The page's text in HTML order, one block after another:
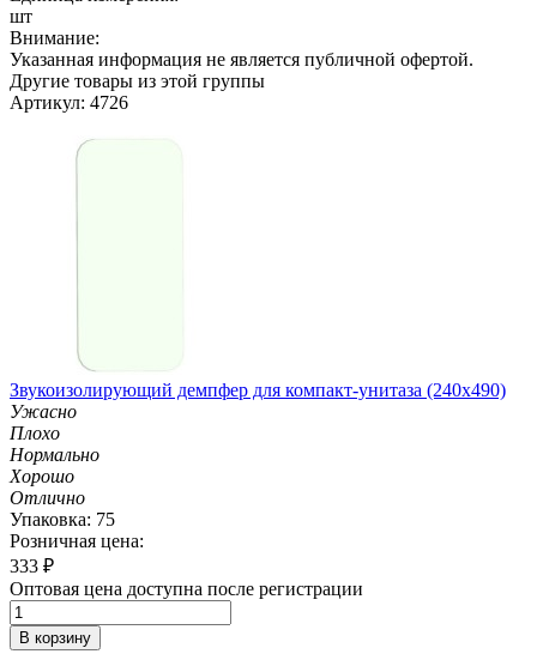
шт
Внимание:
Указанная информация не является публичной офертой.
Другие товары из этой группы
Артикул: 4726
Звукоизолирующий демпфер для компакт-унитаза (240х490)
Ужасно
Плохо
Нормально
Хорошо
Отлично
Упаковка: 75
Розничная цена:
333 ₽
Оптовая цена доступна после регистрации
В корзину